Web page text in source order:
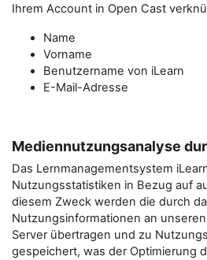
Ihrem Account in Open Cast
Name
Vorname
Benutzername von iLearn
E-Mail-Adresse
Mediennutzungsanalyse
Das Lernmanagementsystem
Nutzungsstatistiken in Bezug auf
diesem Zweck werden die durch
Nutzungsinformationen an
Server übertragen und zu
gespeichert, was der Optimierung